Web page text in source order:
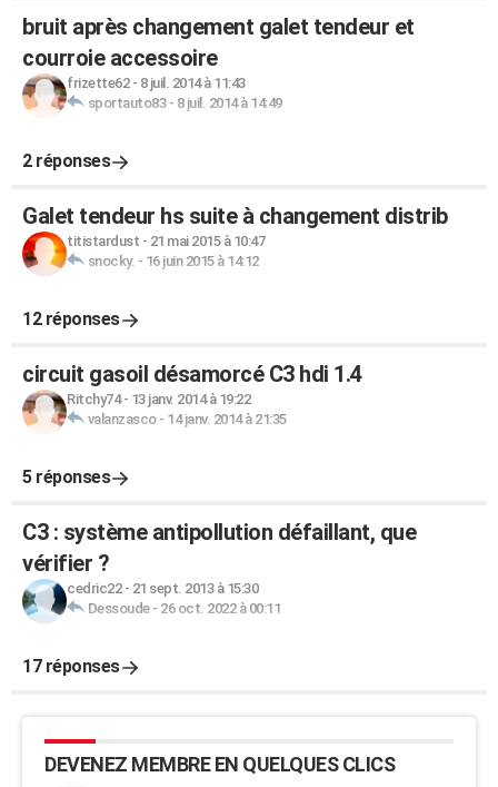
bruit après changement galet tendeur et
courroie accessoire
frizette62- 8 juil. 2014 à 11:43
sportauto83- 8 juil. 2014 à 14:49
2 réponses
Galet tendeur hs suite à changement distrib
titistardust - 21 mai 2015 à 10:47
snocky. - 16 juin 2015 à 14:12
12 réponses
circuit gasoil désamorcé C3 hdi 1.4
Ritchy74- 13 janv. 2014 à 19:22
valanzasco- 14 janv. 2014 à 21:35
5 réponses
C3 : système antipollution défaillant, que
vérifier ?
cedric22- 21 sept. 2013 à 15:30
Dessoude- 26 oct. 2022 à 00:11
17 réponses
DEVENEZ MEMBRE EN QUELQUES CLICS